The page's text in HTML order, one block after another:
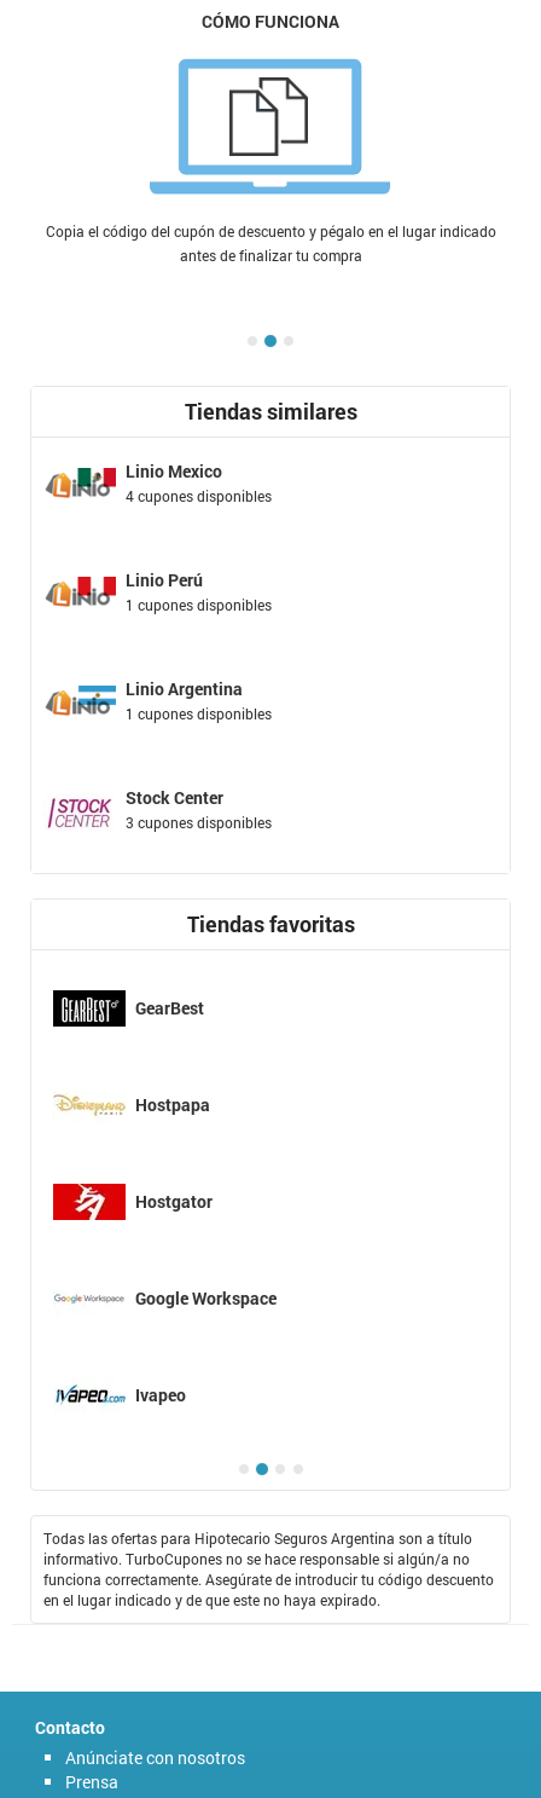
CÓMO FUNCIONA
Copia el código del cupón de descuento y pégalo en el lugar indicado
antes de finalizar tu compra
Tiendas similares
Linio Mexico
4 cupones disponibles
Linio Perú
1 cupones disponibles
Linio Argentina
1 cupones disponibles
Stock Center
3 cupones disponibles
Tiendas favoritas
GearBest
Hostpapa
Hostgator
Google Workspace
Ivapeo
Todas las ofertas para Hipotecario Seguros Argentina son a título
informativo. TurboCupones no se hace responsable si algún/a no
funciona correctamente. Asegúrate de introducir tu código descuento
en el lugar indicado y de que este no haya expirado.
Contacto
Anúnciate con nosotros
Prensa